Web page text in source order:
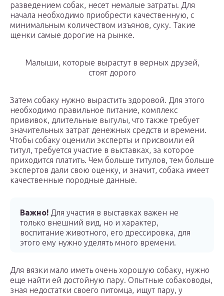
разведением собак, несет немалые затраты. Для
начала необходимо приобрести качественную, с
минимальным количеством изъянов, суку. Такие
щенки самые дорогие на рынке.
Малыши, которые вырастут в верных друзей,
стоят дорого
Затем собаку нужно вырастить здоровой. Для этого
необходимо правильное питание, комплекс
прививок, длительные выгулы, что также требует
значительных затрат денежных средств и времени.
Чтобы собаку оценили эксперты и присвоили ей
титул, требуется участие в выставках, за которое
приходится платить. Чем больше титулов, тем больше
экспертов дали свою оценку, и значит, собака имеет
качественные породные данные.
Важно! Для участия в выставках важен не
только внешний вид, но и характер,
воспитание животного, его дрессировка, для
этого ему нужно уделять много времени.
Для вязки мало иметь очень хорошую собаку, нужно
еще найти ей достойную пару. Опытные собаководы,
зная недостатки своего питомца, ищут пару, у